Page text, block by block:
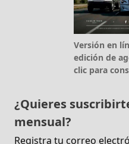
Versión en
edición de
clic para
¿Quieres
mensual?
Registra tu correo